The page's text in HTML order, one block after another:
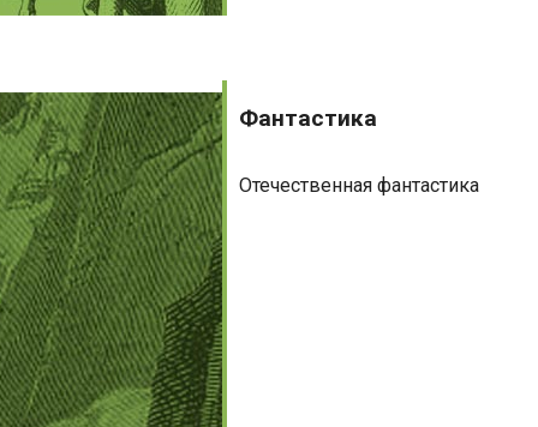
Фантастика
Фантастика
Отечественная фантастика